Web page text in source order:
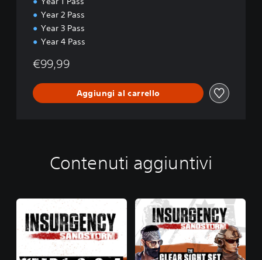
Year 2 Pass
Year 3 Pass
Year 4 Pass
€99,99
Aggiungi al carrello
Contenuti aggiuntivi